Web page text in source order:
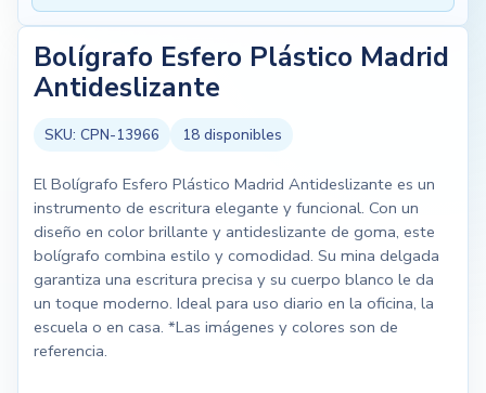
Bolígrafo Esfero Plástico Madrid
Antideslizante
SKU: CPN-13966 18disponibles
El Bolígrafo Esfero Plástico Madrid Antideslizante es un
instrumento de escritura elegante y funcional. Con un
diseño en color brillante y antideslizante de goma, este
bolígrafo combina estilo y comodidad. Su mina delgada
garantiza una escritura precisa y su cuerpo blanco le da
un toque moderno. Ideal para uso diario en la oficina, la
escuela o en casa. *Las imágenes y colores son de
referencia.